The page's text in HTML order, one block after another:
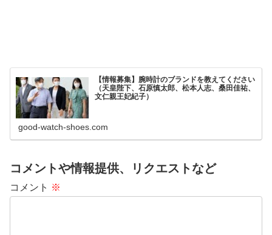
【情報募集】腕時計のブランドを教えてください
（天皇陛下、石原慎太郎、松本人志、桑田佳祐、
文仁親王妃紀子）
good-watch-shoes.com
コメントや情報提供、リクエストなど
コメント ※